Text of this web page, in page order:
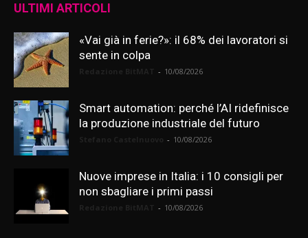
ULTIMI ARTICOLI
«Vai già in ferie?»: il 68% dei lavoratori si
sente in colpa
- 10/08/2026
Smart automation: perché l’AI ridefinisce
la produzione industriale del futuro
- 10/08/2026
Nuove imprese in Italia: i 10 consigli per
non sbagliare i primi passi
- 10/08/2026